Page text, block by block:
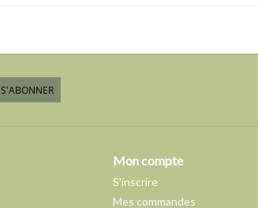
S'ABONNER
Mon compte
S'inscrire
Mes commandes